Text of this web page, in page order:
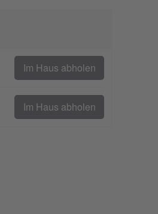
Im Haus abholen
Im Haus abholen